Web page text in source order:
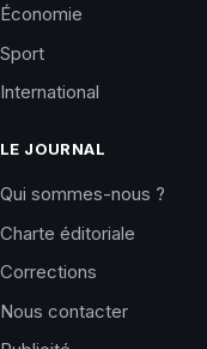
Économie
Sport
International
LE JOURNAL
Qui sommes-nous ?
Charte éditoriale
Corrections
Nous contacter